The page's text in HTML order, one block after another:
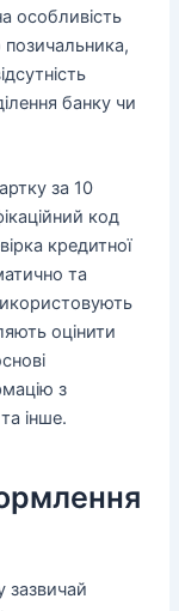
особливість
позичальника,
банку чи
за 10
код
кредитної
та
оцінити
з
інше.
зазвичай